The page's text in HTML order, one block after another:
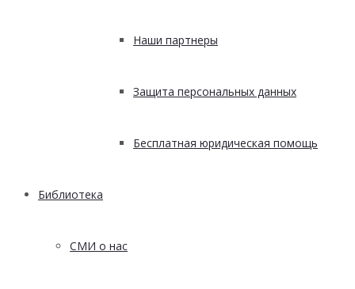
Наши партнеры
Защита персональных данных
Бесплатная юридическая помощь
Библиотека
СМИ о нас